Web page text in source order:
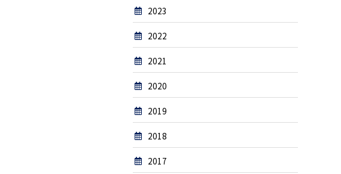
2023
2022
2021
2020
2019
2018
2017